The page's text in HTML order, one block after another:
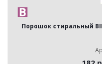
Порошок стиральный